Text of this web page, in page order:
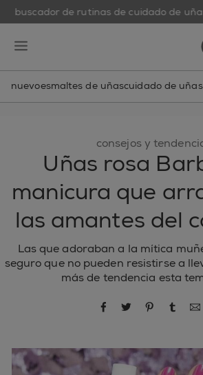
buscador de rutinas de cuidado de
nuevoesmaltes de uñascuidado de uñas
consejos y
Uñas rosa
manicura que
las amantes del
Las que adoraban a la mítica
seguro que no pueden resistirse a
más de tendencia esta
compartir por
compartir